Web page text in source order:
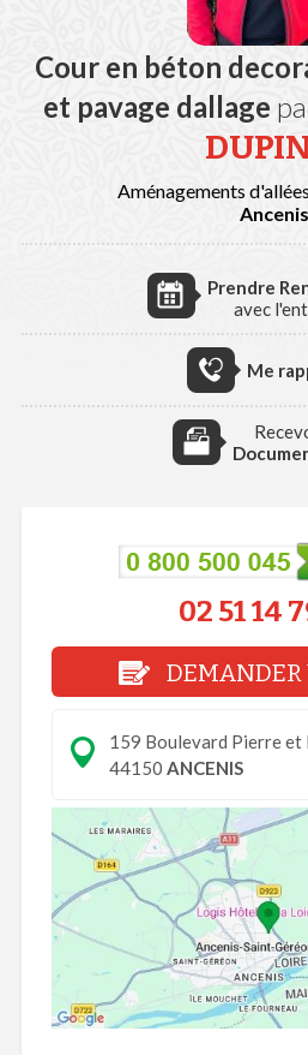
Cour en béton
et pavage dallage
Aménagements
Ancenis
Prendre
avec
Me
02 51 14
DEMANDER
159 Boulevard Pierre et
44150 ANCENIS